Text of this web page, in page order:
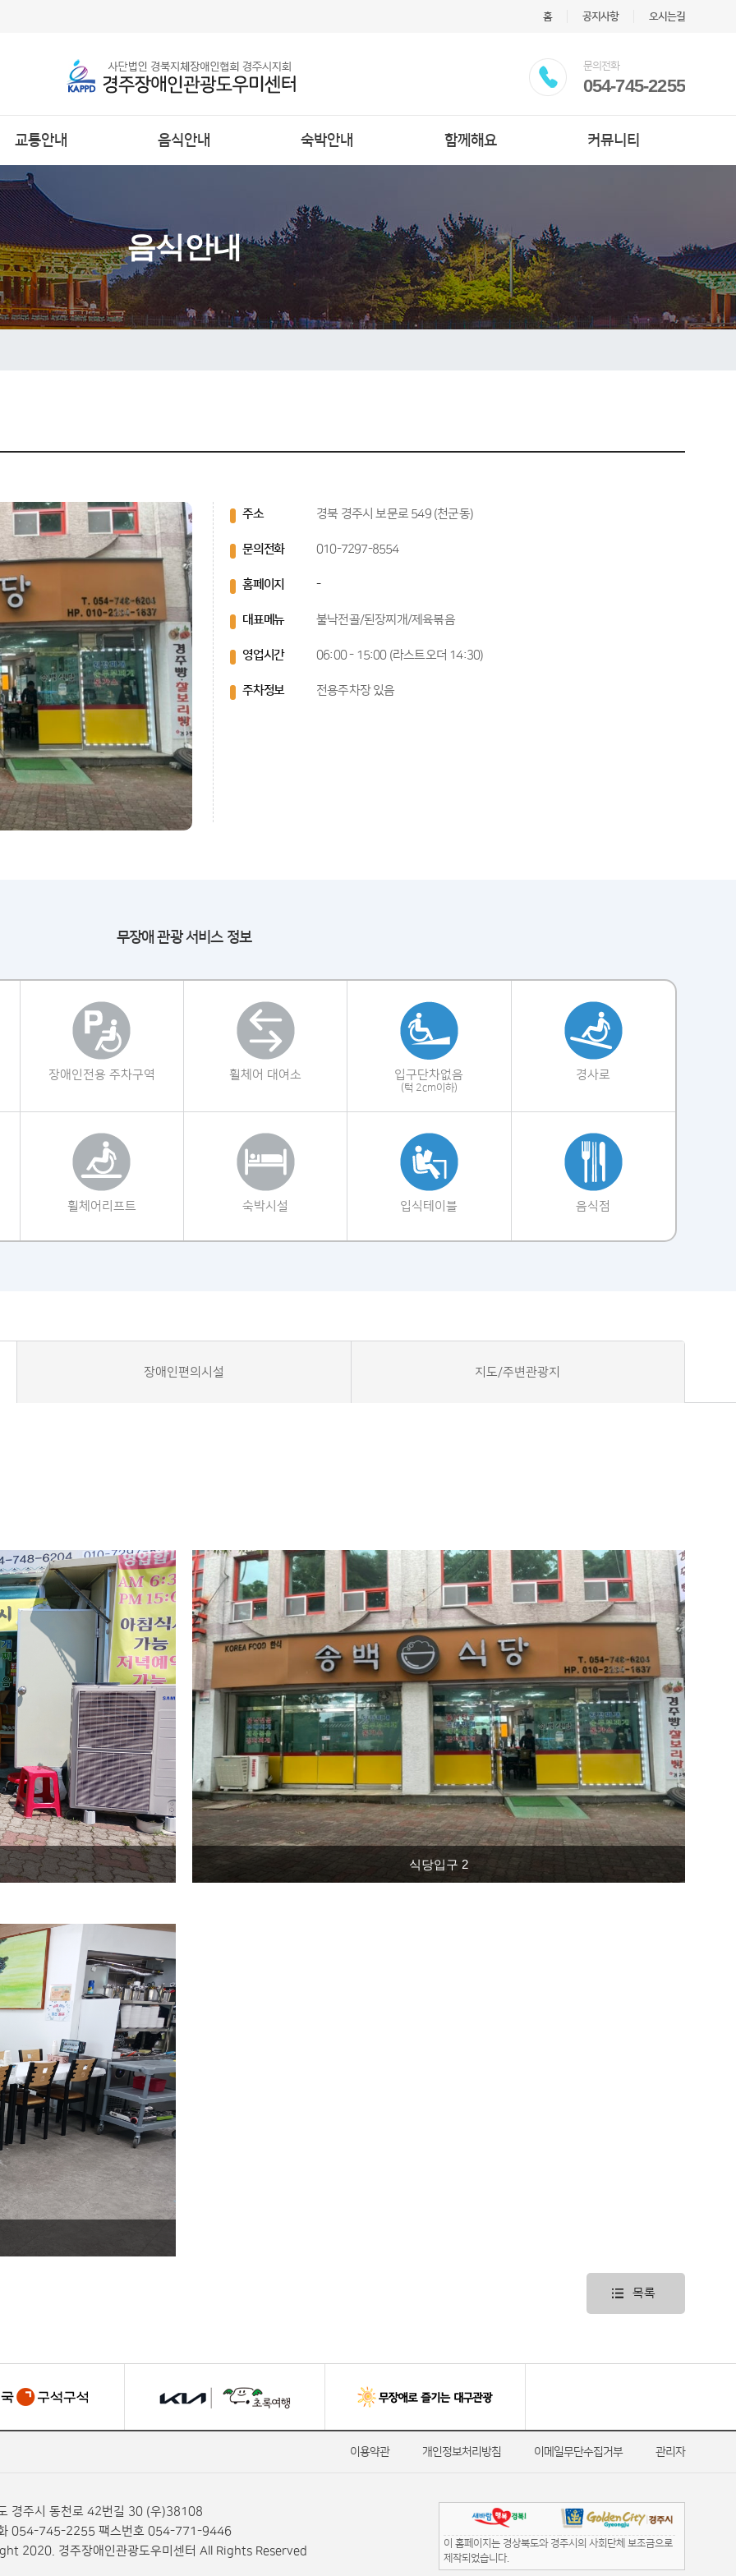
홈 공지사항 오시는길
문의전화
054-745-2255
교통안내 음식안내 숙박안내 함께해요 커뮤니티
음식안내
주소 경북 경주시 보문로 549 (천군동)
문의전화 010-7297-8554
홈페이지 -
대표메뉴 불낙전골/된장찌개/제육볶음
영업시간 06:00 - 15:00 (라스트오더 14:30)
주차정보 전용주차장 있음
무장애 관광 서비스 정보
장애인전용 주차구역 휠체어 대여소 입구단차없음
(턱 2cm이하)
경사로
휠체어리프트 숙박시설 입식테이블 음식점
장애인편의시설 지도/주변관광지
식당입구 2
목록
관리자
이메일무단수집거부
개인정보처리방침
이용약관
경주시 동천로 42번길 30 (우)38108
054-745-2255 팩스번호 054-771-9446
2020. 경주장애인관광도우미센터 All Rights Reserved
이 홈페이지는 경상북도와 경주시의 사회단체 보조금으로
제작되었습니다.